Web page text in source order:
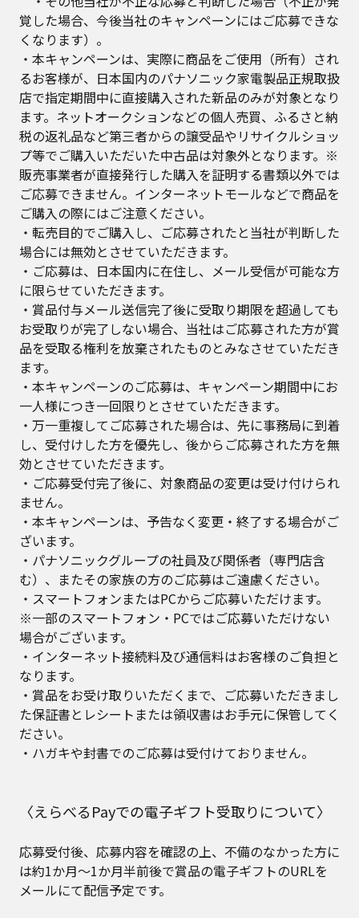
覚した場合、今後当社のキャンペーンにはご応募できな
くなります）。
・本キャンペーンは、実際に商品をご使用（所有）され
るお客様が、日本国内のパナソニック家電製品正規取扱
店で指定期間中に直接購入された新品のみが対象となり
ます。ネットオークションなどの個人売買、ふるさと納
税の返礼品など第三者からの譲受品やリサイクルショッ
プ等でご購入いただいた中古品は対象外となります。※
販売事業者が直接発行した購入を証明する書類以外では
ご応募できません。インターネットモールなどで商品を
ご購入の際にはご注意ください。
・転売目的でご購入し、ご応募されたと当社が判断した
場合には無効とさせていただきます。
・ご応募は、日本国内に在住し、メール受信が可能な方
に限らせていただきます。
・賞品付与メール送信完了後に受取り期限を超過しても
お受取りが完了しない場合、当社はご応募された方が賞
品を受取る権利を放棄されたものとみなさせていただき
ます。
・本キャンペーンのご応募は、キャンペーン期間中にお
一人様につき一回限りとさせていただきます。
・万一重複してご応募された場合は、先に事務局に到着
し、受付けした方を優先し、後からご応募された方を無
効とさせていただきます。
・ご応募受付完了後に、対象商品の変更は受け付けられ
ません。
・本キャンペーンは、予告なく変更・終了する場合がご
ざいます。
・パナソニックグループの社員及び関係者（専門店含
む）、またその家族の方のご応募はご遠慮ください。
・スマートフォンまたはPCからご応募いただけます。
※一部のスマートフォン・PCではご応募いただけない
場合がございます。
・インターネット接続料及び通信料はお客様のご負担と
なります。
・賞品をお受け取りいただくまで、ご応募いただきまし
た保証書とレシートまたは領収書はお手元に保管してく
ださい。
・ハガキや封書でのご応募は受付けておりません。
〈えらべるPayでの電子ギフト受取りについて〉
応募受付後、応募内容を確認の上、不備のなかった方に
は約1か月～1か月半前後で賞品の電子ギフトのURLを
メールにて配信予定です。